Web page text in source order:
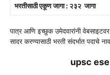
भरतीसाठी एकूण जागा : २३२ जागा
पात्र आणि इच्छुक उमेदवारांनी
सादर करण्यासाठी भरती संदर्भात पदाचे
upsc